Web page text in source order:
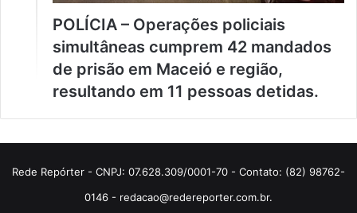
POLÍCIA – Operações policiais
simultâneas cumprem 42 mandados
de prisão em Maceió e região,
resultando em 11 pessoas detidas.
Rede Repórter - CNPJ: 07.628.309/0001-70 - Contato: (82) 98762-
0146 - redacao@redereporter.com.br.